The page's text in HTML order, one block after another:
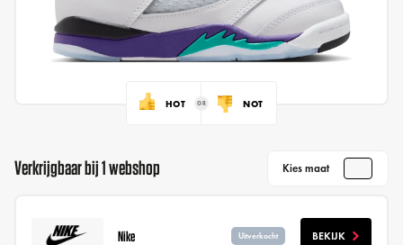
HOT NOT
Verkrijgbaar bij 1 webshop Kies maat
Nike Uitverkocht BEKIJK